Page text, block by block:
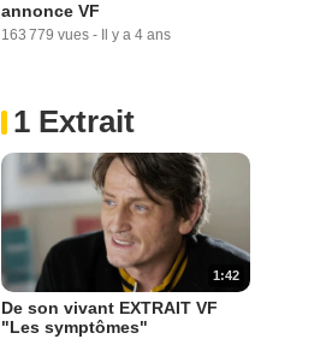
annonce VF
163 779 vues - Il y a 4 ans
1 Extrait
1:42
De son vivant EXTRAIT VF
"Les symptômes"